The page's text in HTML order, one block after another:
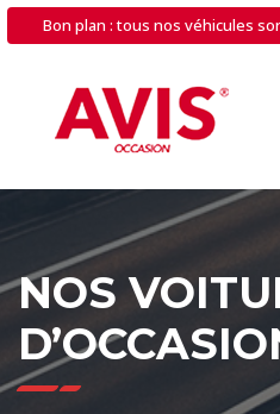
Bon plan : tous nos véhicules
NOS